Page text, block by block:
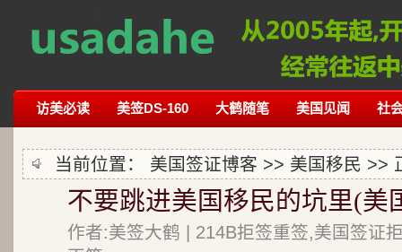
访美必读 美签DS-160 大鹤随笔 美国见闻 社
当前位置： 美国签证博客 >> 美国移民 >>
不要跳进美国移民的坑里(美
作者:美签大鹤 | 214B拒签重签,美国签证